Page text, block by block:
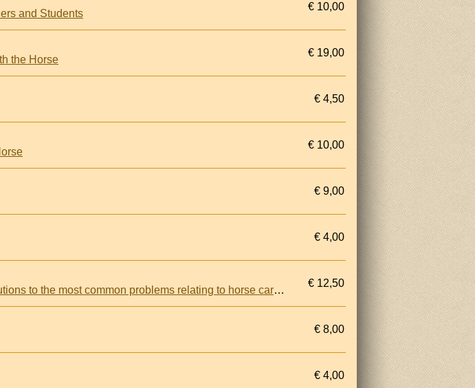
and Students
€ 10,00
the Horse
€ 19,00
€ 4,50
€ 10,00
€ 9,00
€ 4,00
The horse owner's problem solver: provides practical solutions to the most common problems relating to horse care and management
€ 12,50
€ 8,00
€ 4,00